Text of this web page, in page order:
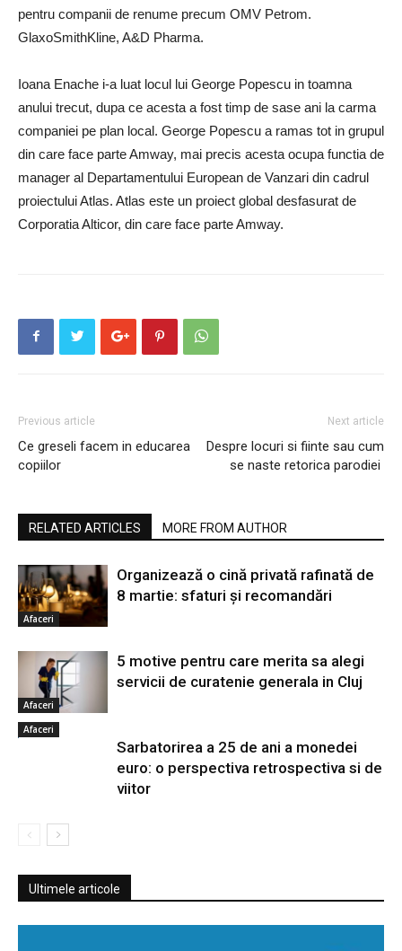
pentru companii de renume precum OMV Petrom.
GlaxoSmithKline, A&D Pharma.
Ioana Enache i-a luat locul lui George Popescu in toamna
anului trecut, dupa ce acesta a fost timp de sase ani la carma
companiei pe plan local. George Popescu a ramas tot in grupul
din care face parte Amway, mai precis acesta ocupa functia de
manager al Departamentului European de Vanzari din cadrul
proiectului Atlas. Atlas este un proiect global desfasurat de
Corporatia Alticor, din care face parte Amway.
Previous article
Ce greseli facem in educarea
copiilor
Next article
Despre locuri si fiinte sau cum
se naste retorica parodiei
RELATED ARTICLES MORE FROM AUTHOR
Afaceri
Organizează o cină privată rafinată de
8 martie: sfaturi și recomandări
Afaceri
5 motive pentru care merita sa alegi
servicii de curatenie generala in Cluj
Afaceri
Sarbatorirea a 25 de ani a monedei
euro: o perspectiva retrospectiva si de
viitor
Ultimele articole